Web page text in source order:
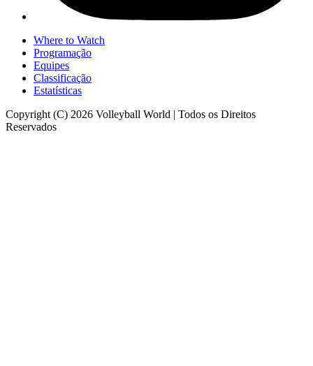
Where to Watch
Programação
Equipes
Classificação
Estatísticas
Copyright (C) 2026 Volleyball World | Todos os Direitos
Reservados